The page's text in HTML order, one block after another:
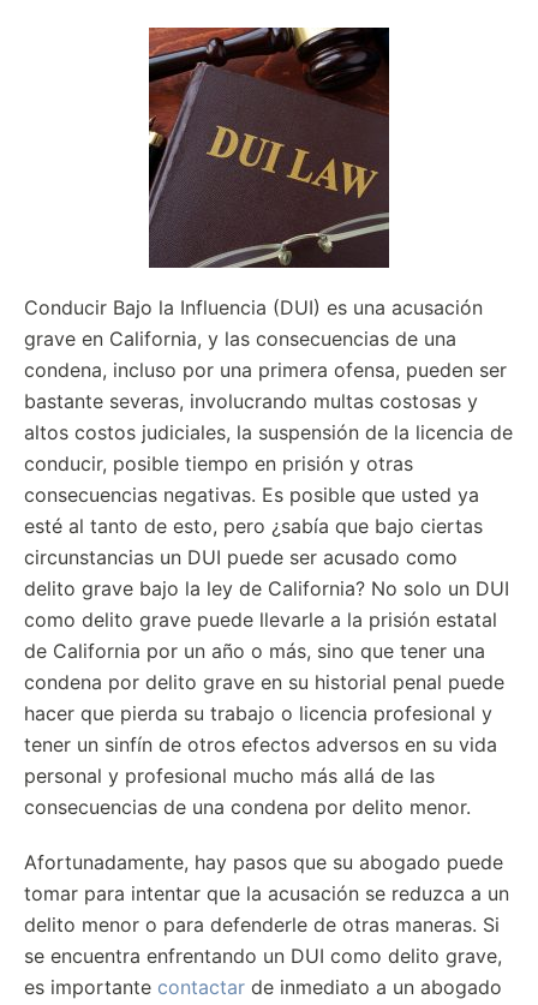
Conducir Bajo la Influencia (DUI) es una acusación
grave en California, y las consecuencias de una
condena, incluso por una primera ofensa, pueden ser
bastante severas, involucrando multas costosas y
altos costos judiciales, la suspensión de la licencia de
conducir, posible tiempo en prisión y otras
consecuencias negativas. Es posible que usted ya
esté al tanto de esto, pero ¿sabía que bajo ciertas
circunstancias un DUI puede ser acusado como
delito grave bajo la ley de California? No solo un DUI
como delito grave puede llevarle a la prisión estatal
de California por un año o más, sino que tener una
condena por delito grave en su historial penal puede
hacer que pierda su trabajo o licencia profesional y
tener un sinfín de otros efectos adversos en su vida
personal y profesional mucho más allá de las
consecuencias de una condena por delito menor.
Afortunadamente, hay pasos que su abogado puede
tomar para intentar que la acusación se reduzca a un
delito menor o para defenderle de otras maneras. Si
se encuentra enfrentando un DUI como delito grave,
es importante contactar de inmediato a un abogado